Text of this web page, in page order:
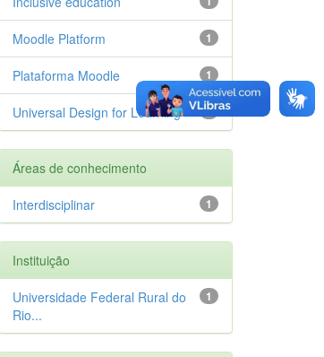
1
Moodle Platform
1
Plataforma Moodle
1
Universal Design for Learning
Áreas de conhecimento
1
Interdisciplinar
Instituição
1
Universidade Federal Rural do
Rio...